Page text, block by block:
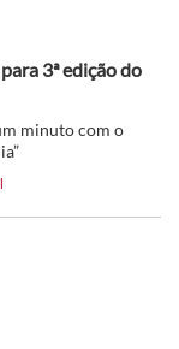
3ª edição do
minuto com o